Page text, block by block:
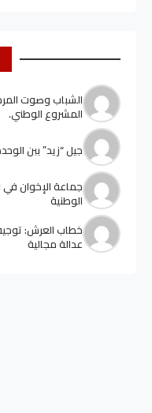
الشباب وصوت
المشروع الوطني.
جيل “زيد” ببن
جماعة الإخوان في
الوطنية
خطاب العرش:
عدالة مجالية